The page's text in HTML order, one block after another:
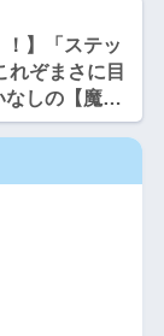
！】「ステッ
ぞまさに目
しの【魔法